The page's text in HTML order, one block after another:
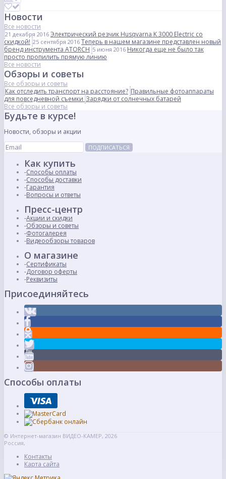
Новости
Все новости
21 декабря 2016 Электрический резчик Husqvarna K 3000 Electric со
скидкой! 25 сентября 2016 Теперь в нашем магазине представлен новый
бренд инструмента ATORCH 5 июня 2016 Никогда еще не было так
просто пропилить прямую линию
Все новости
Обзоры и советы
Все обзоры и советы
Как отследить транспорт на расстояние? Правильные фотоаппараты
для повседневной съемки Зарядки от солнечных батарей
Все обзоры и советы
Будьте в курсе!
Новости, обзоры и акции
ПОДПИСАТЬСЯ
Как купить
Способы оплаты
Способы доставки
Гарантия
Вопросы и ответы
Пресс-центр
Акции и скидки
Обзоры и советы
Фотогалерея
Видеообзоры товаров
О магазине
Сертификаты
Договор оферты
Реквизиты
Присоединяйтесь
Способы оплаты
© Интернет-магазин ВИДЕО-КАМЕР, 2026
Россия,
Контакты
Карта сайта